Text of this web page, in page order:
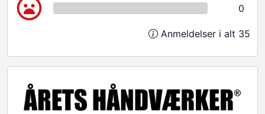
0
Anmeldelser i alt 35